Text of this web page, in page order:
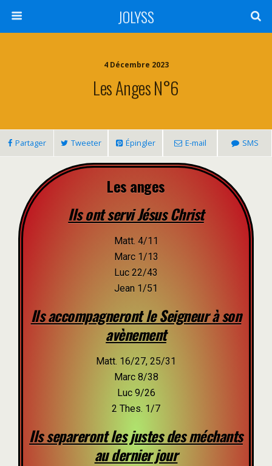
JOLYSS
4 Décembre 2023
Les Anges N°6
Partager Tweeter Épingler E-mail SMS
Les anges
Ils ont servi Jésus Christ
Matt. 4/11
Marc 1/13
Luc 22/43
Jean 1/51
Ils accompagneront le Seigneur à son
avènement
Matt. 16/27, 25/31
Marc 8/38
Luc 9/26
2 Thes. 1/7
Ils separeront les justes des méchants
au dernier jour